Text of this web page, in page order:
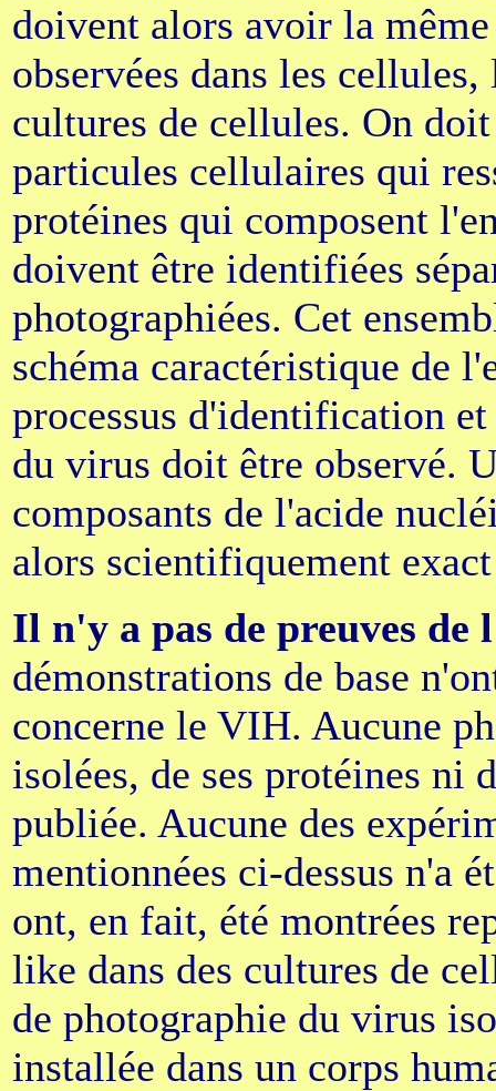
doivent alors avoir la
observées dans les
cultures de cellules. On
particules cellulaires qui
protéines qui composent
doivent être identifiées
photographiées. Cet
schéma caractéristique de
processus d'identification
du virus doit être observé.
composants de l'acide
alors scientifiquement
Il n'y a pas de preuves de
démonstrations de base
concerne le VIH. Aucune
isolées, de ses protéines ni
publiée. Aucune des
mentionnées ci-dessus n'a
ont, en fait, été montrées
like dans des cultures de
de photographie du virus
installée dans un corps